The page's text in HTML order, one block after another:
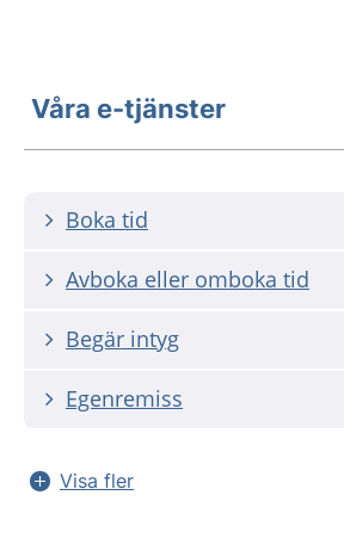
Våra e-tjänster
Boka tid
Avboka eller omboka tid
Begär intyg
Egenremiss
Visa fler